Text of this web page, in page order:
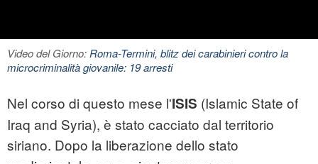
Video del Giorno:Roma-Termini, blitz dei carabinieri contro la
microcriminalità giovanile: 19 arresti
Nel corso di questo mese l'ISIS (Islamic State of
Iraq and Syria), è stato cacciato dal territorio
siriano. Dopo la liberazione dello stato